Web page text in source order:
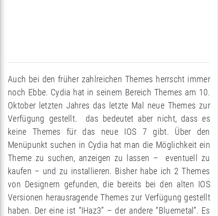
Auch bei den früher zahlreichen Themes herrscht immer
noch Ebbe. Cydia hat in seinem Bereich Themes am 10.
Oktober letzten Jahres das letzte Mal neue Themes zur
Verfügung gestellt. das bedeutet aber nicht, dass es
keine Themes für das neue IOS 7 gibt. Über den
Menüpunkt suchen in Cydia hat man die Möglichkeit ein
Theme zu suchen, anzeigen zu lassen – eventuell zu
kaufen – und zu installieren. Bisher habe ich 2 Themes
von Designern gefunden, die bereits bei den alten IOS
Versionen herausragende Themes zur Verfügung gestellt
haben. Der eine ist “IHaz3” – der andere “Bluemetal”. Es